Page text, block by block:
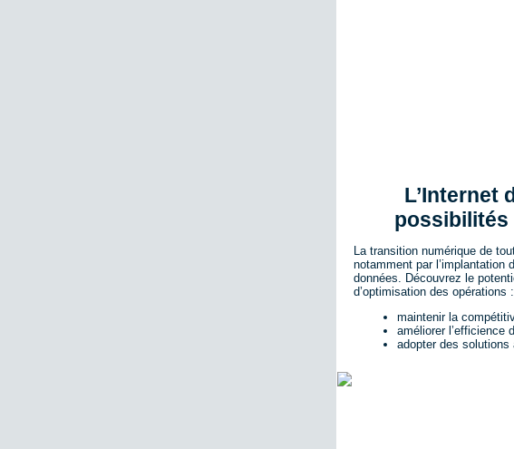
L’Internet
possibilités
La transition numérique de
notamment par l’implantation
données. Découvrez le
d’optimisation des opérations :
maintenir la
améliorer l’efficience
adopter des solutions